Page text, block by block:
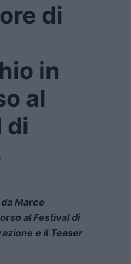
di
in
al
di
Marco
al Festival di
e il Teaser